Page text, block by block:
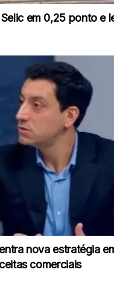
em 0,25 ponto e
nova estratégia
comerciais